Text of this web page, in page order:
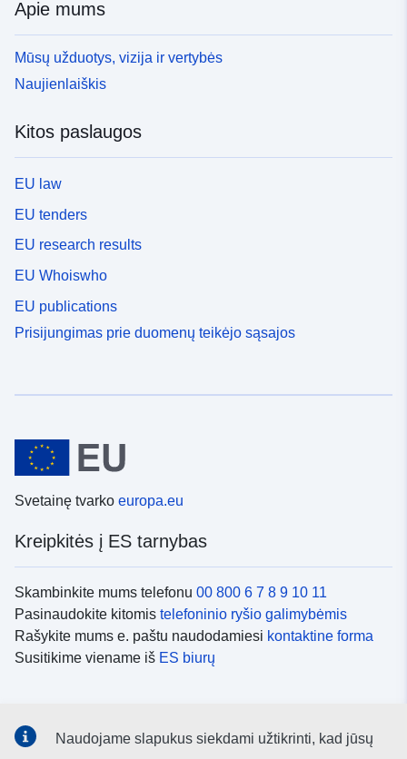
Apie mums
Mūsų užduotys, vizija ir vertybės
Naujienlaiškis
Kitos paslaugos
EU law
EU tenders
EU research results
EU Whoiswho
EU publications
Prisijungimas prie duomenų teikėjo sąsajos
Svetainę tvarko europa.eu
Kreipkitės į ES tarnybas
Skambinkite mums telefonu 00 800 6 7 8 9 10 11
Pasinaudokite kitomis telefoninio ryšio galimybėmis
Rašykite mums e. paštu naudodamiesi kontaktine forma
Susitikime viename iš ES biurų
Naudojame slapukus siekdami užtikrinti, kad jūsų